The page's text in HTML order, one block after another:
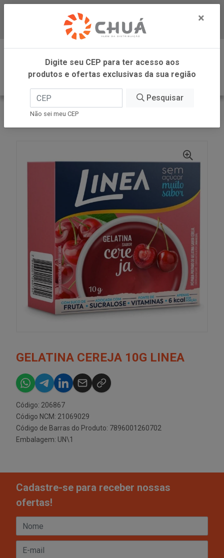
Baixe já nosso APP
0
INÍCIO
LINEA ALIMENTOS
GELATINA CEREJA 10G LINEA
Código: 206867
Código NCM: 21069029
Código de Barras do Produto: 7896001260702
Embalagem: UN\1
Cadastre-se para receber nossas
ofertas!
×
Digite seu CEP para ter acesso aos
produtos e ofertas exclusivas da sua região
Pesquisar
Não sei meu CEP